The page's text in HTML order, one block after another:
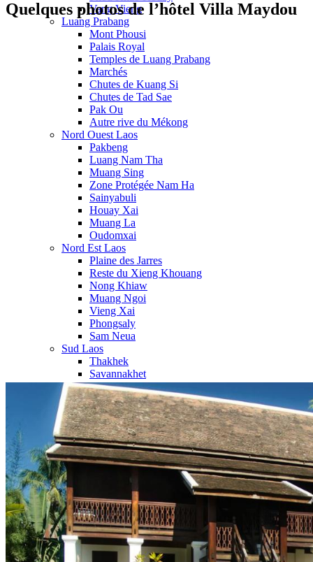
Vang Vieng
Luang Prabang
Mont Phousi
Palais Royal
Temples de Luang Prabang
Marchés
Chutes de Kuang Si
Chutes de Tad Sae
Pak Ou
Autre rive du Mékong
Nord Ouest Laos
Pakbeng
Luang Nam Tha
Muang Sing
Zone Protégée Nam Ha
Sainyabuli
Houay Xai
Muang La
Oudomxai
Nord Est Laos
Plaine des Jarres
Reste du Xieng Khouang
Nong Khiaw
Muang Ngoi
Vieng Xai
Phongsaly
Sam Neua
Sud Laos
Thakhek
Savannakhet
Khammouane
Salavan
Paksé
4000 Iles
Champassak
Vat Phou
Plateau des Boloven
Nos circuits
Organisation
Petit groupe
Sur-mesure
Ambiance
Famille
Classique
Quelques photos de l’hôtel Villa Maydou